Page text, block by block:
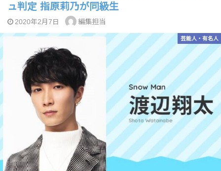
ュ判定 指原莉乃が同級生
2020年2月7日 編集担当
芸能人・有名人